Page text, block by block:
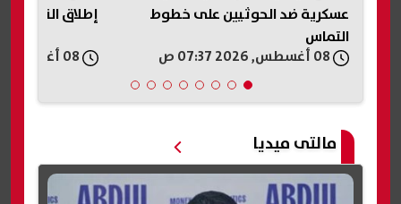
عسكرية ضد الحوثيين على خطوط
التماس
إطلاق النار
مالتى ميديا